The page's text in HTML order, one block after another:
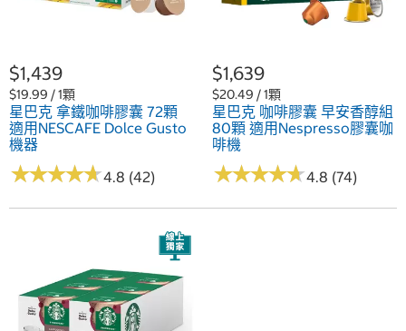
$1,439
$19.99 / 1顆
星巴克 拿鐵咖啡膠囊 72顆
適用NESCAFE Dolce Gusto
機器
★★★★★
★★★★★4.8 (42)
$1,639
$20.49 / 1顆
星巴克 咖啡膠囊 早安香醇組
80顆 適用Nespresso膠囊咖
啡機
★★★★★
★★★★★4.8 (74)